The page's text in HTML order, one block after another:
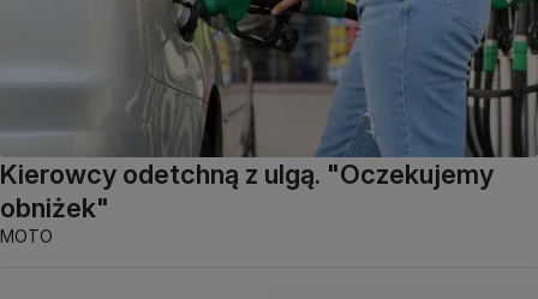
Kierowcy odetchną z ulgą. "Oczekujemy
obniżek"
MOTO